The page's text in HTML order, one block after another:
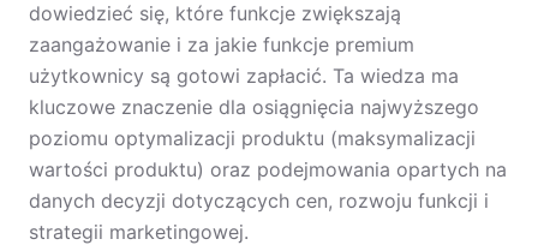
dowiedzieć się, które funkcje zwiększają
zaangażowanie i za jakie funkcje premium
użytkownicy są gotowi zapłacić. Ta wiedza ma
kluczowe znaczenie dla osiągnięcia najwyższego
poziomu optymalizacji produktu (maksymalizacji
wartości produktu) oraz podejmowania opartych na
danych decyzji dotyczących cen, rozwoju funkcji i
strategii marketingowej.